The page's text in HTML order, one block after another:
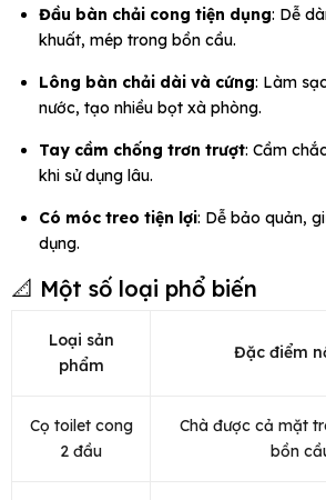
Đầu bàn chải cong tiện dụng: Dễ
khuất, mép trong bồn cầu.
Lông bàn chải dài và cứng: Làm
nước, tạo nhiều bọt xà phòng.
Tay cầm chống trơn trượt: Cầm
khi sử dụng lâu.
Có móc treo tiện lợi: Dễ bảo quản,
dụng.
📐 Một số loại phổ biến
Loại sản
phẩm
Đặc điểm
Cọ toilet cong
2 đầu
Chà được cả mặt
bồn